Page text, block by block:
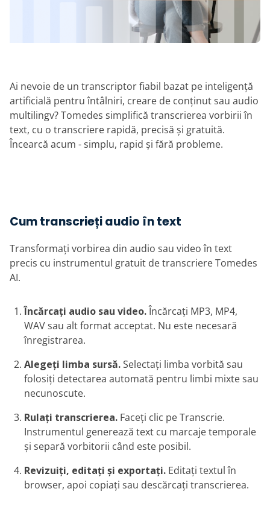
Ai nevoie de un transcriptor fiabil bazat pe inteligență
artificială pentru întâlniri, creare de conținut sau audio
multilingv? Tomedes simplifică transcrierea vorbirii în
text, cu o transcriere rapidă, precisă și gratuită.
Încearcă acum - simplu, rapid și fără probleme.
Cum transcrieți audio în text
Transformați vorbirea din audio sau video în text
precis cu instrumentul gratuit de transcriere Tomedes
AI.
Încărcați audio sau video.Încărcați MP3, MP4,
WAV sau alt format acceptat. Nu este necesară
înregistrarea.
Alegeți limba sursă.Selectați limba vorbită sau
folosiți detectarea automată pentru limbi mixte sau
necunoscute.
Rulați transcrierea. Faceți clic pe Transcrie.
Instrumentul generează text cu marcaje temporale
și separă vorbitorii când este posibil.
Revizuiți, editați și exportați. Editați textul în
browser, apoi copiați sau descărcați transcrierea.